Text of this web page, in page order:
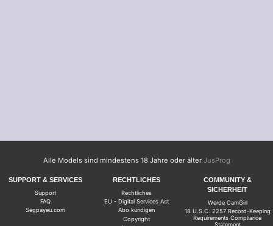
Alle Models sind mindestens 18 Jahre oder älter JusProg
SUPPORT & SERVICES
Support
FAQ
Segpayeu.com
RECHTLICHES
Rechtliches
EU - Digital Services Act
Abo kündigen
Copyright
COMMUNITY &
SICHERHEIT
Werde CamGirl
18 U.S.C. 2257 Record-Keeping
Requirements Compliance
Statement